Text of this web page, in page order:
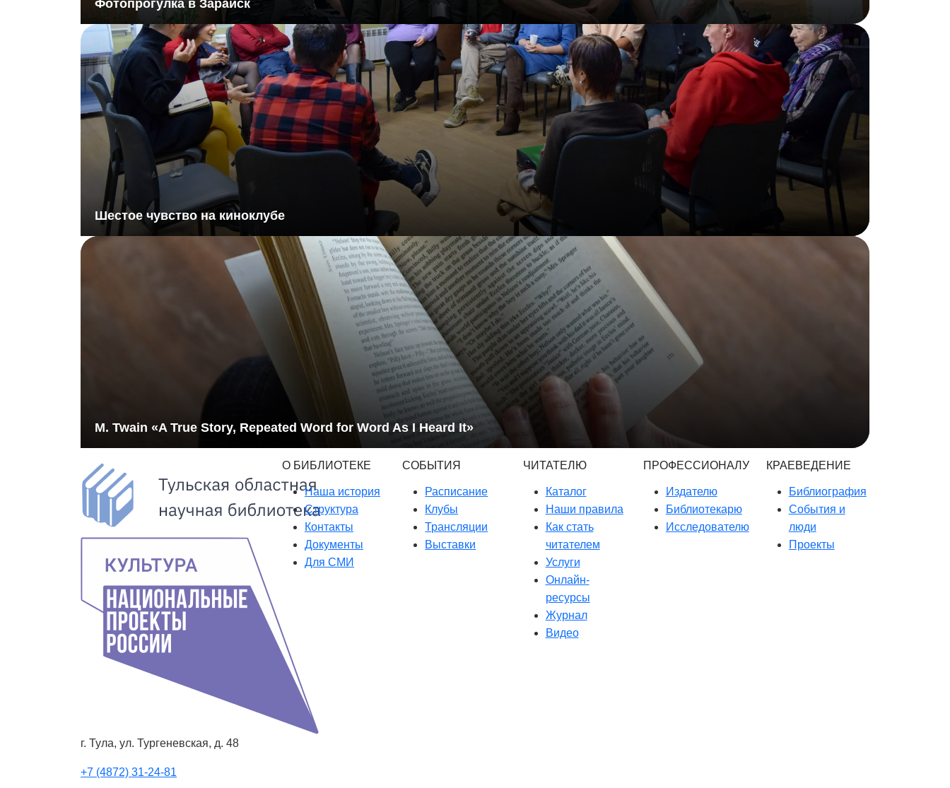
Фотопрогулка в Зарайск
Шестое чувство на киноклубе
M. Twain «A True Story, Repeated Word for Word As I Heard It»
г. Тула, ул. Тургеневская, д. 48
+7 (4872) 31-24-81
О БИБЛИОТЕКЕ
Наша история
Структура
Контакты
Документы
Для СМИ
СОБЫТИЯ
Расписание
Клубы
Трансляции
Выставки
ЧИТАТЕЛЮ
Каталог
Наши правила
Как стать
читателем
Услуги
Онлайн-
ресурсы
Журнал
Видео
ПРОФЕССИОНАЛУ
Издателю
Библиотекарю
Исследователю
КРАЕВЕДЕНИЕ
Библиография
События и
люди
Проекты